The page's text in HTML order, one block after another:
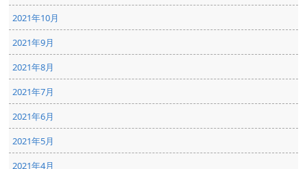
2021年10月
2021年9月
2021年8月
2021年7月
2021年6月
2021年5月
2021年4月